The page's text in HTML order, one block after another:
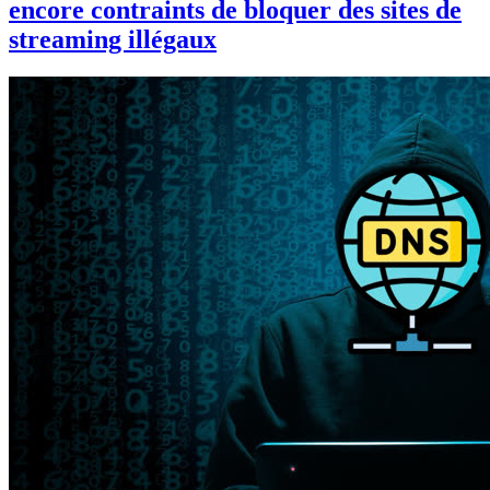
encore contraints de bloquer des sites de
streaming illégaux